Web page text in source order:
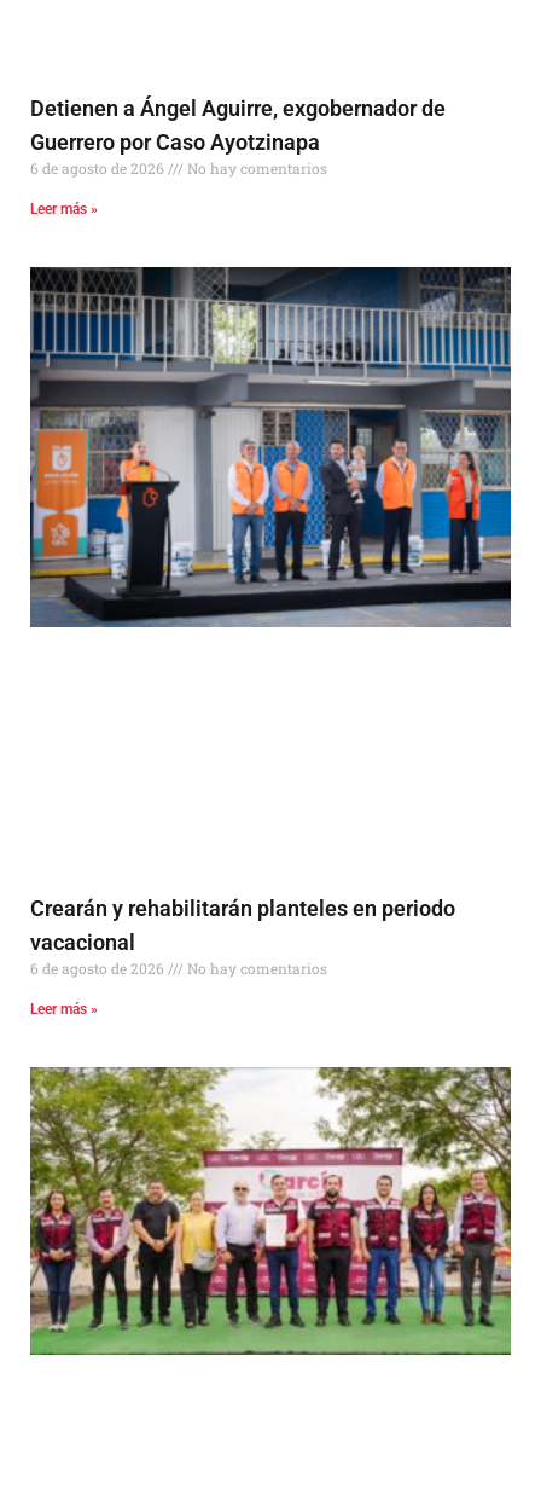
Detienen a Ángel Aguirre, exgobernador de
Guerrero por Caso Ayotzinapa
6 de agosto de 2026 No hay comentarios
Leer más »
Crearán y rehabilitarán planteles en periodo
vacacional
6 de agosto de 2026 No hay comentarios
Leer más »